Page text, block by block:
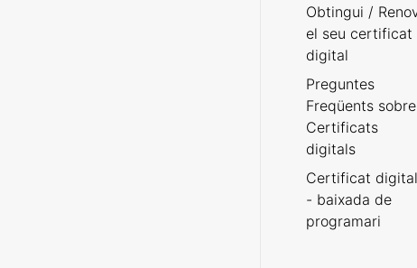
Obtingui /
el seu certificat
digital
Preguntes
Freqüents sobre
Certificats
digitals
Certificat digital
- baixada de
programari